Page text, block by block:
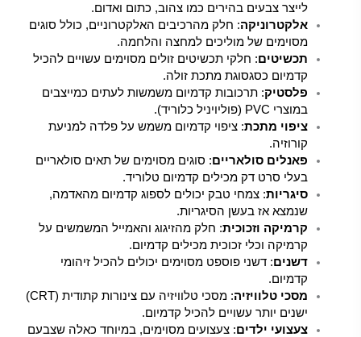
לייצר צבעים בהירים כמו צהוב, כתום ואדום.
אלקטרוניקה: חלק מהרכיבים האלקטרוניים, כולל סוגים
מסוימים של מוליכים למחצה והלחמה.
תכשיטים: חלקי תכשיטים זולים מסוימים עשויים להכיל
קדמיום כסגסוגת מתכת זולה.
פלסטיק: תרכובות קדמיום משמשות לעתים כמייצבים
במוצרי PVC (פוליויניל כלוריד).
ציפוי מתכת: ציפוי קדמיום משמש על פלדה למניעת
קורוזיה.
פאנלים סולאריים: סוגים מסוימים של תאים סולאריים
בעלי סרט דק מכילים קדמיום טלוריד.
סיגריות: צמחי טבק יכולים לספוג קדמיום מהאדמה,
שנמצא אז בעשן הסיגריות.
קרמיקה וזכוכית: חלק מהזיגוג והאמייל המשמשים על
קרמיקה וכלי זכוכית מכילים קדמיום.
דשנים: דשני פוספט מסוימים יכולים להכיל זיהומי
קדמיום.
מסכי טלוויזיה
: מסכי טלוויזיה עם צינורות קתודית (CRT)
ישנים יותר עשויים להכיל קדמיום.
צעצועי ילדים: צעצועים מסוימים, במיוחד כאלה שצבעם